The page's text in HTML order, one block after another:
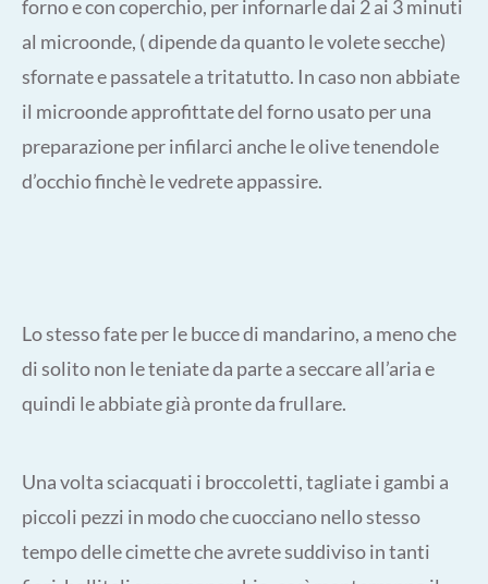
forno e con coperchio, per infornarle dai 2 ai 3 minuti
al microonde, ( dipende da quanto le volete secche)
sfornate e passatele a tritatutto. In caso non abbiate
il microonde approfittate del forno usato per una
preparazione per infilarci anche le olive tenendole
d’occhio finchè le vedrete appassire.
Lo stesso fate per le bucce di mandarino, a meno che
di solito non le teniate da parte a seccare all’aria e
quindi le abbiate già pronte da frullare.
Una volta sciacquati i broccoletti, tagliate i gambi a
piccoli pezzi in modo che cuocciano nello stesso
tempo delle cimette che avrete suddiviso in tanti